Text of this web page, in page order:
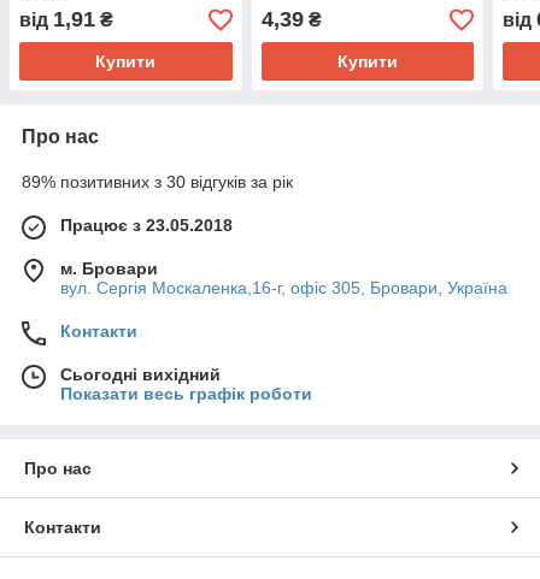
від 1,91 ₴
Купити
4,39₴
Купити
від
Про нас
89% позитивних з 30 відгуків за рік
Працює з 23.05.2018
м. Бровари
вул. Сергія Москаленка,16-г, офіс 305, Бровари, Україна
Контакти
Сьогодні вихідний
Показати весь графік роботи
Про нас
Контакти